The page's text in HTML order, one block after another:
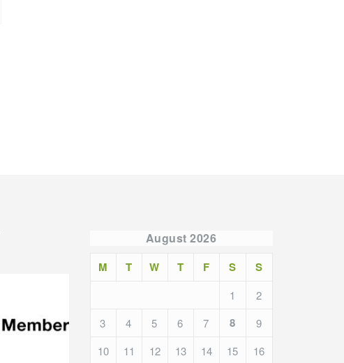
August 2026
M T W T F S S
1
2
3
4 5 6 7 8
9
10
11 12 13 14 15 16